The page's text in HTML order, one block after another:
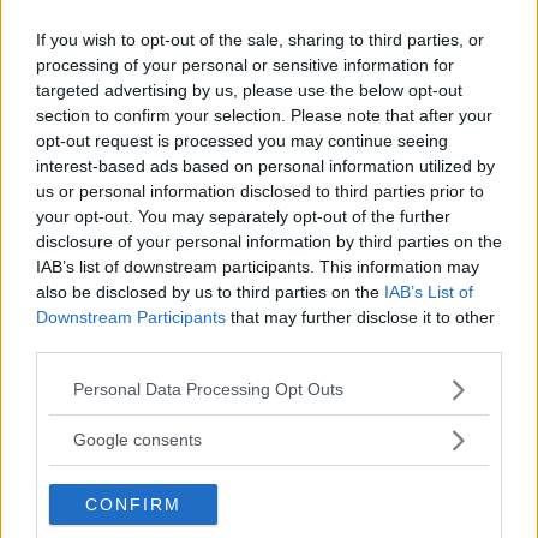
If you wish to opt-out of the sale, sharing to third parties, or
processing of your personal or sensitive information for
targeted advertising by us, please use the below opt-out
section to confirm your selection. Please note that after your
opt-out request is processed you may continue seeing
interest-based ads based on personal information utilized by
us or personal information disclosed to third parties prior to
your opt-out. You may separately opt-out of the further
disclosure of your personal information by third parties on the
IAB’s list of downstream participants. This information may
also be disclosed by us to third parties on the IAB’s List of
Downstream Participants that may further disclose it to other
Please note that this website/app uses one or more Google
not limited to your visit or usage behaviour. You may click to
use your data for below specified purposes in below Google
consent section.
Personal Data Processing Opt Outs
Google consents
CONFIRM
Continua a leggere dopo la pubblicità
Nei30-40 anni il peso delle responsabilità
iniziano a gravare sulla vita della persona e
l’entusiasmo giovanile che tanto caratterizzava
la precedente fascia d’età viene pian piano
soppiantato dai doveri (lavorativi e personali).
A 40-50si iniziano a fare i bilanci (con un po’
di nostalgia) per capire cosa si è davvero riusciti
a fare nella vita e cosa invece no. Si fa un
confronto sulla vita che si sognava da
giovani e su quella che invece ottenuta